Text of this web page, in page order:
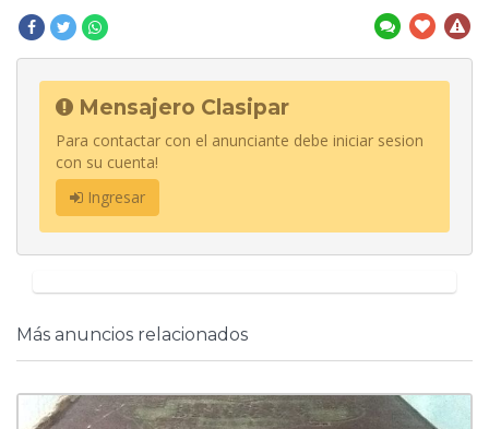
Mensajero Clasipar
Para contactar con el anunciante debe iniciar sesion
con su cuenta!
Ingresar
Más anuncios relacionados